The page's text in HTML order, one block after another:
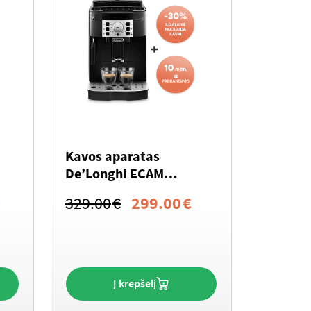
Kavos aparatas
De’Longhi ECAM
329.00€ Original
329.00€.
299.00€Current
299.00€.
Į krepšelį